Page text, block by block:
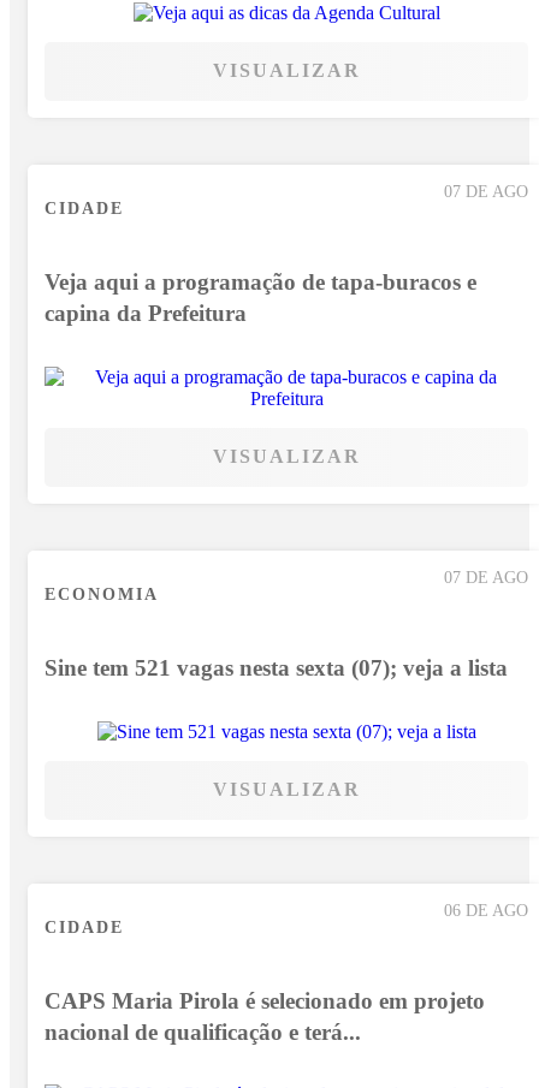
VISUALIZAR
07 DE AGO
CIDADE
Veja aqui a programação de tapa-buracos e
capina da Prefeitura
VISUALIZAR
07 DE AGO
ECONOMIA
Sine tem 521 vagas nesta sexta (07); veja a lista
VISUALIZAR
06 DE AGO
CIDADE
CAPS Maria Pirola é selecionado em projeto
nacional de qualificação e terá...